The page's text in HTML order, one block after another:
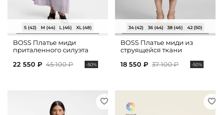
S (42) M (44) L (46) XL (48)
BOSS Платье миди
приталенного силуэта
22 550 ₽ 45 100 ₽ -50%
34 (42) 36 (44) 38 (46) 42 (50)
BOSS Платье миди из
струящейся ткани
18 550 ₽ 37 100 ₽ -50%